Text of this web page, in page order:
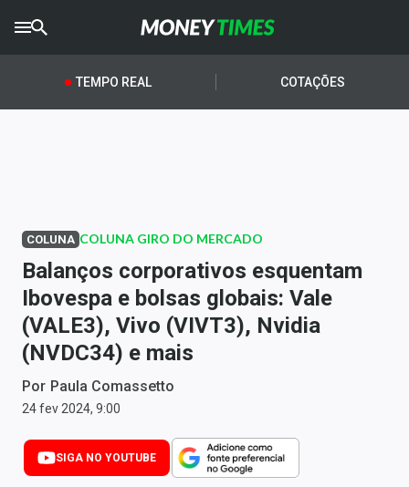
CRYPTOTIMES
AGROTIMES
Newsletters
Money Trader
Anuncie
Últimas Notícias
Cotações
TEMPO REAL COTAÇÕES
COLUNA COLUNA GIRO DO MERCADO
Balanços corporativos esquentam
Ibovespa e bolsas globais: Vale
(VALE3), Vivo (VIVT3), Nvidia
(NVDC34) e mais
Por Paula Comassetto
24 fev 2024, 9:00
SIGA NO YOUTUBE